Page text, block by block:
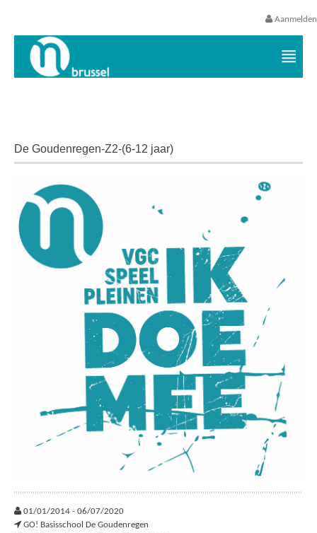
Aanmelden
De Goudenregen-Z2-(6-12 jaar)
01/01/2014 - 06/07/2020
GO! Basisschool De Goudenregen